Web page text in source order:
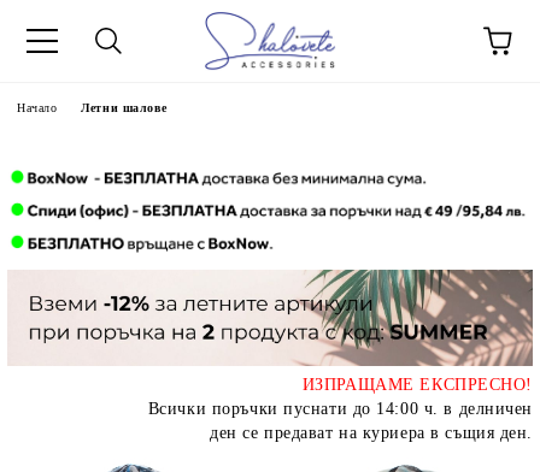
Начало Летни шалове
ИЗПРАЩАМЕ ЕКСПРЕСНО!
Всички поръчки пуснати до 14:00 ч. в делничен
ден се предават на куриера в същия ден.